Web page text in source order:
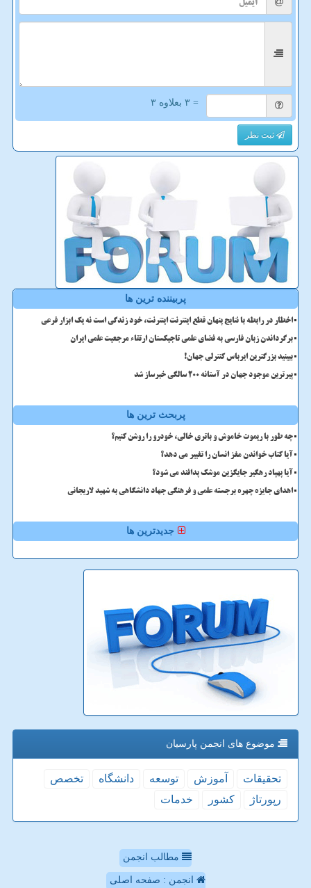
= ۳ بعلاوه ۳
ثبت نظر
پربیننده ترین ها
اخطار در رابطه با نتایج پنهان قطع اینترنت اینترنت، خود زندگی است نه یک ابزار فرعی
برگرداندن زبان فارسی به فضای علمی تاجیکستان ارتقاء مرجعیت علمی ایران
ببینید بزرگترین ایرباس کنترلی جهان!
پیرترین موجود جهان در آستانه ۲۰۰ سالگی خبرساز شد
پربحث ترین ها
چه طور با ریموت خاموش و باتری خالی، خودرو را روشن کنیم؟
آیا کتاب خواندن مغز انسان را تغییر می دهد؟
آیا پهپاد رهگیر جایگزین موشک پدافند می شود؟
اهدای جایزه چهره برجسته علمی و فرهنگی جهاد دانشگاهی به شهید لاریجانی
جدیدترین ها
موضوع های انجمن پارسیان
تحقیقات آموزش توسعه دانشگاه
تخصص
رپورتاژ
كشور خدمات
مطالب انجمن
انجمن : صفحه اصلی